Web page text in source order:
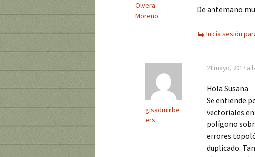
Olvera
Moreno
De antemano
Inicia sesión
gisadminbe
ers
21 mayo, 2017 a
Hola Susana
Se entiende
vectoriales
polígono
errores
duplicado.